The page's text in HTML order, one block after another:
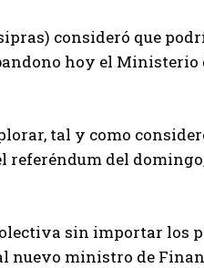
consideró que
hoy el Ministerio
tal y como
referéndum del
sin importar los
ministro de